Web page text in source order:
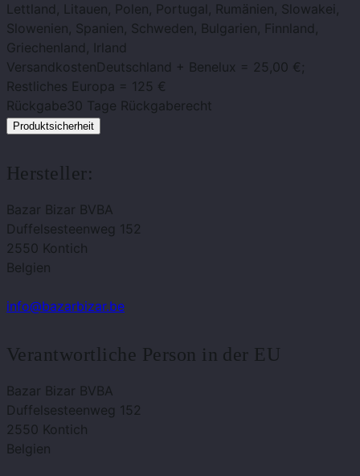
Lettland, Litauen, Polen, Portugal, Rumänien, Slowakei,
Slowenien, Spanien, Schweden, Bulgarien, Finnland,
Griechenland, Irland
VersandkostenDeutschland + Benelux = 25,00 €;
Restliches Europa = 125 €
Rückgabe30 Tage Rückgaberecht
Produktsicherheit
Hersteller:
Bazar Bizar BVBA
Duffelsesteenweg 152
2550 Kontich
Belgien
info@bazarbizar.be
Verantwortliche Person in der EU
Bazar Bizar BVBA
Duffelsesteenweg 152
2550 Kontich
Belgien